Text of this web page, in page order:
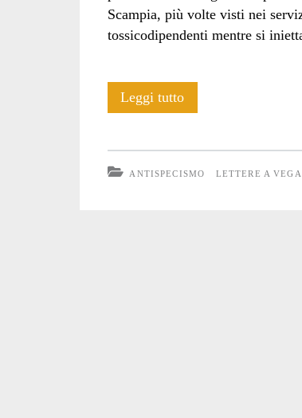
Scampia, più volte visti nei
tossicodipendenti mentre si
Leggi tuttoLettera:
ANTISPECISMO LETTERE A